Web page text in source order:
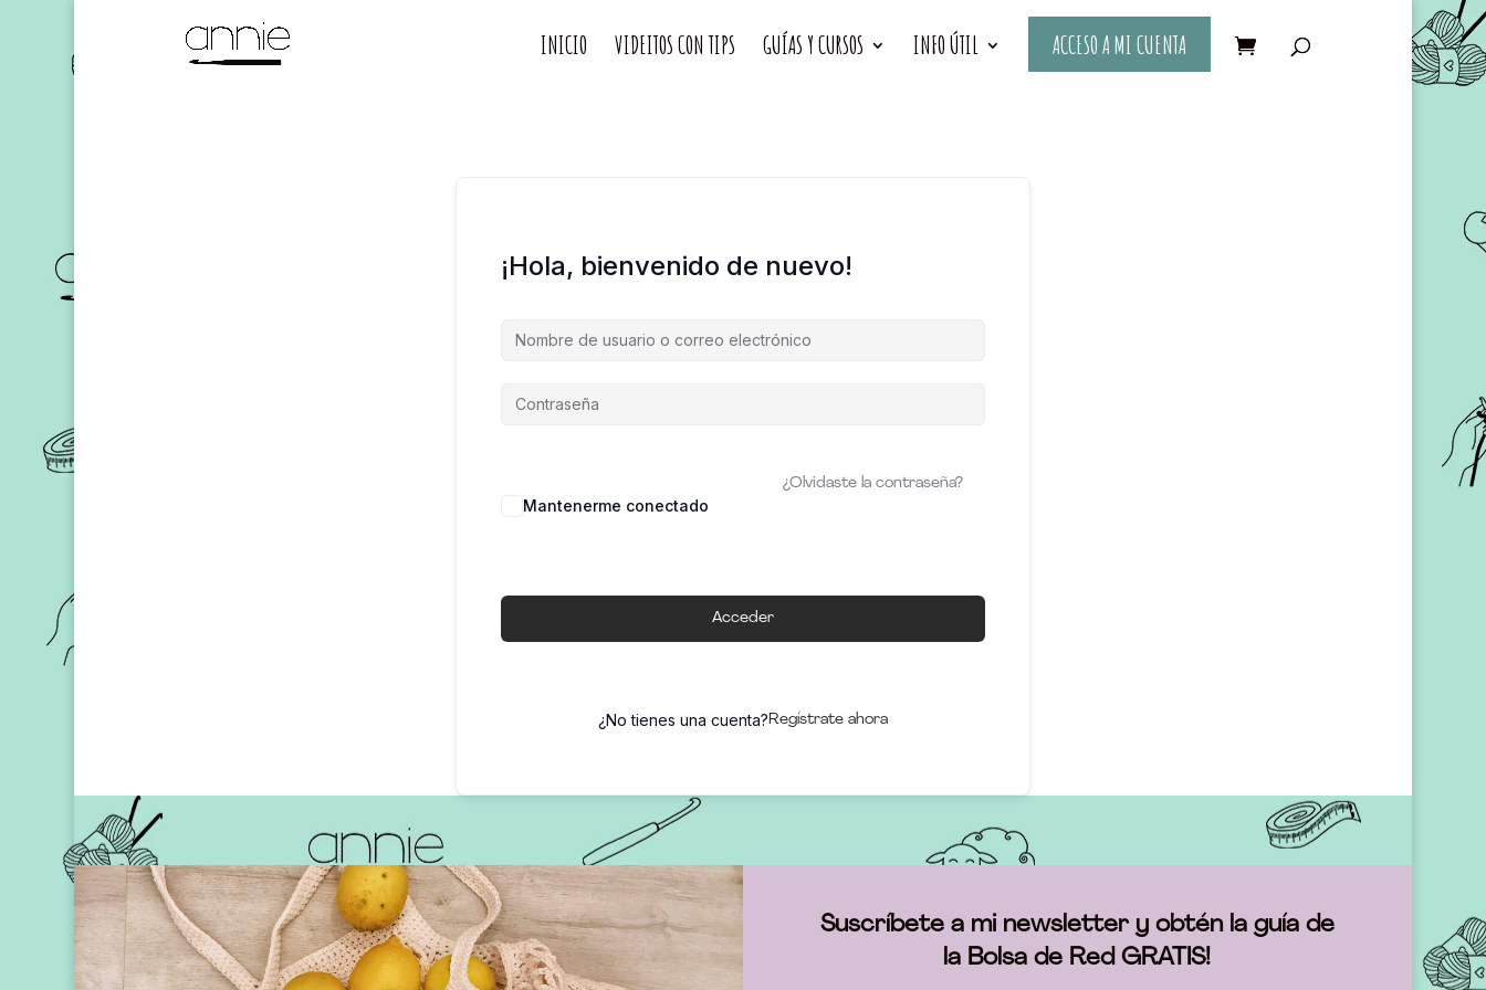
INICIO VIDEITOS CON TIPS GUÍAS Y CURSOS INFO ÚTIL ACCESO A MI CUENTA
¡Hola, bienvenido de nuevo!
Mantenerme conectado
¿Olvidaste la contraseña?
Acceder
¿No tienes una cuenta?Regístrate ahora
Suscríbete a mi newsletter y obtén la guía de
la Bolsa de Red GRATIS!